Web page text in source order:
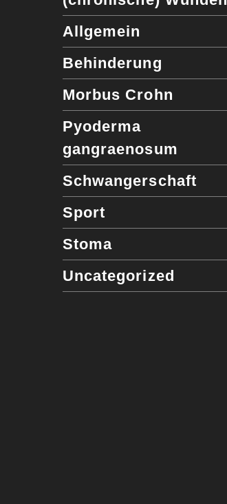
Allgemein
Behinderung
Morbus Crohn
Pyoderma
gangraenosum
Schwangerschaft
Sport
Stoma
Uncategorized